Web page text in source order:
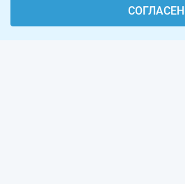
СОГЛАСЕН